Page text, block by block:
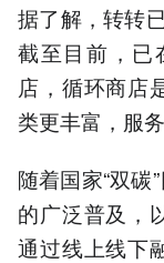
据了解，转转
截至目前，已
店，循环商店
类更丰富，服
随着国家“双碳
的广泛普及，
通过线上线下